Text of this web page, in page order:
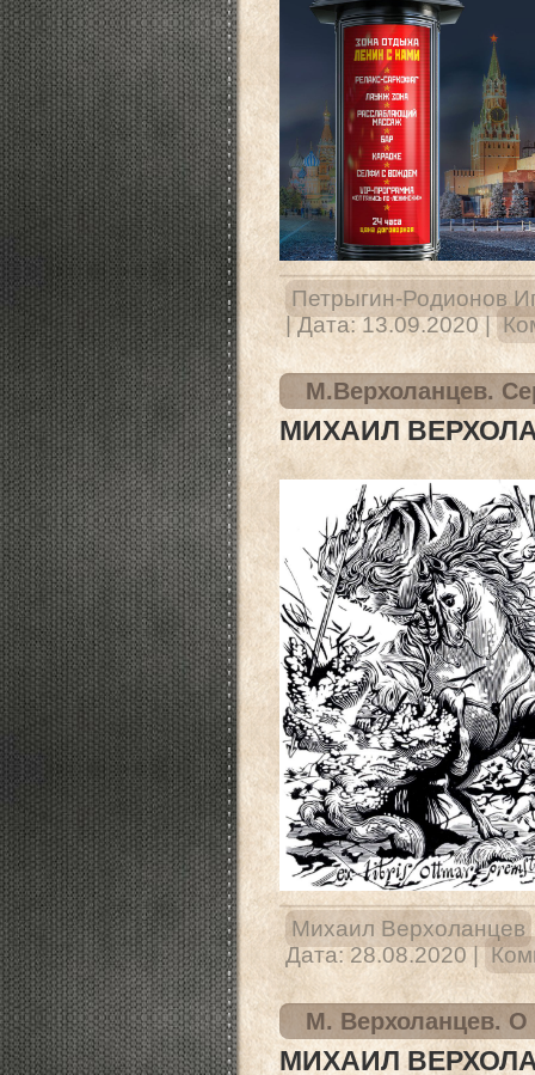
Петрыгин-Родионов
|Дата: 13.09.2020 |
М.Верхоланцев.
МИХАИЛ
Михаил Верхоланцев
Дата: 28.08.2020 |
М. Верхоланцев. О
МИХАИЛ